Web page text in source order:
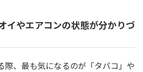
イやエアコンの状態が分かりづ
際、最も気になるのが「タバコ」や